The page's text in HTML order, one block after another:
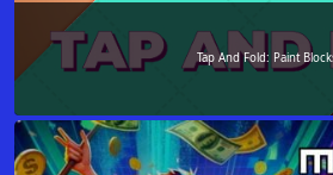
Tap And Fold: Paint